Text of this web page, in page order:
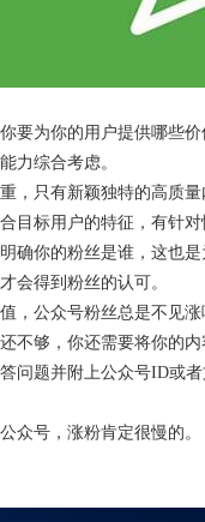
要为你的用户提供哪些
力综合考虑。
，只有新颖独特的高质
目标用户的特征，有针对
确你的粉丝是谁，这也
会得到粉丝的认可。
，公众号粉丝总是不见涨
不够，你还需要将你的
问题并附上公众号ID或
众号，涨粉肯定很慢的。